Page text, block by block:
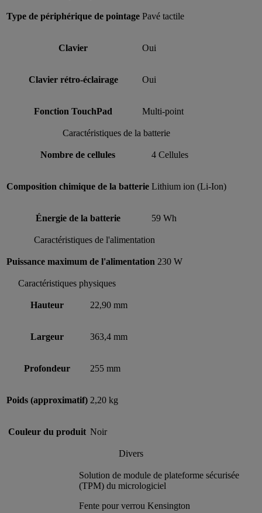
Type de périphérique de pointage Pavé tactile
Clavier Oui
Clavier rétro-éclairage Oui
Fonction TouchPad Multi-point
Caractéristiques de la batterie
Nombre de cellules 4 Cellules
Composition chimique de la batterie Lithium ion (Li-Ion)
Énergie de la batterie 59 Wh
Caractéristiques de l'alimentation
Puissance maximum de l'alimentation 230 W
Caractéristiques physiques
Hauteur 22,90 mm
Largeur 363,4 mm
Profondeur 255 mm
Poids (approximatif) 2,20 kg
Couleur du produit Noir
Divers
Solution de module de plateforme sécurisée
(TPM) du micrologiciel
Fente pour verrou Kensington